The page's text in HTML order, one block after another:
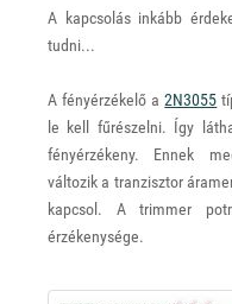
A kapcsolás inkább
tudni...
A fényérzékelő a2N3055
le kell fűrészelni. Így
fényérzékeny. Ennek
változik a tranzisztor
kapcsol. A trimmer
érzékenysége.